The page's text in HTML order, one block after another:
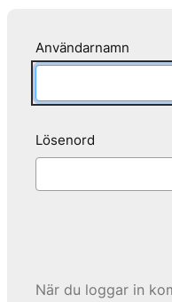
Användarnamn
Lösenord
När du loggar in